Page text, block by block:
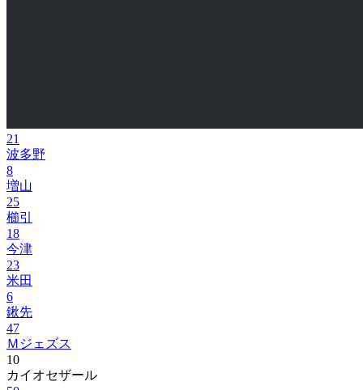
21
波多野
8
増山
25
櫛引
18
今津
23
米田
6
鍬先
47
Ｍジェズス
10
カイオセザール